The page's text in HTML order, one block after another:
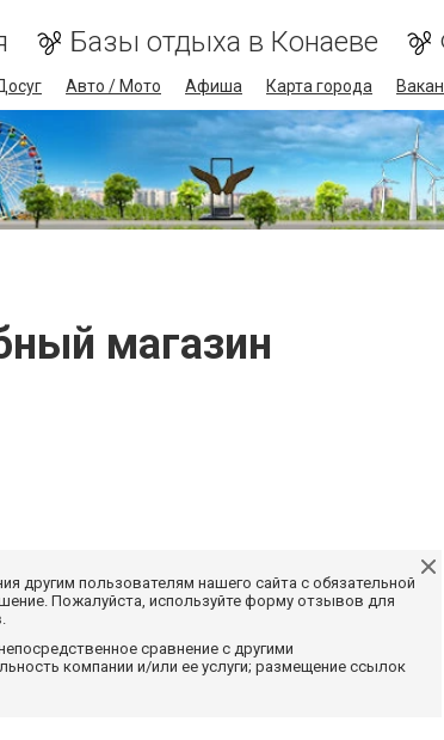
Базы отдыха в Конаеве
Авто / Мото Афиша Карта города
магазин
другим пользователям нашего сайта с обязательной
Пожалуйста, используйте форму отзывов для
сравнение с другими
компании и/или ее услуги; размещение ссылок